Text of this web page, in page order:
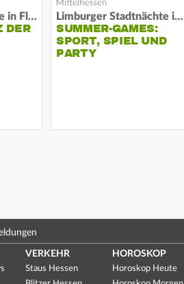
Acht Hektar Fläche in Flammen
F
Limburger Stadtnächte im Sand
SUMMER-GAMES:
SPORT, SPIEL UND
PARTY
VERKEHR
Staus Hessen
HOROSKOP
Horoskop Heute